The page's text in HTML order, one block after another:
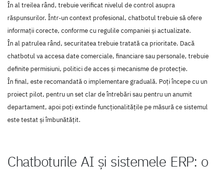
În al treilea rând, trebuie verificat nivelul de control asupra
răspunsurilor. Într-un context profesional, chatbotul trebuie să ofere
informații corecte, conforme cu regulile companiei și actualizate.
În al patrulea rând, securitatea trebuie tratată ca prioritate. Dacă
chatbotul va accesa date comerciale, financiare sau personale, trebuie
definite permisiuni, politici de acces și mecanisme de protecție.
În final, este recomandată o implementare graduală. Poți începe cu un
proiect pilot, pentru un set clar de întrebări sau pentru un anumit
departament, apoi poți extinde funcționalitățile pe măsură ce sistemul
este testat și îmbunătățit.
Chatboturile AI și sistemele ERP: o